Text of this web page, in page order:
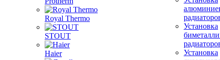
Royal Thermo
STOUT
Haier
Установка
Установка